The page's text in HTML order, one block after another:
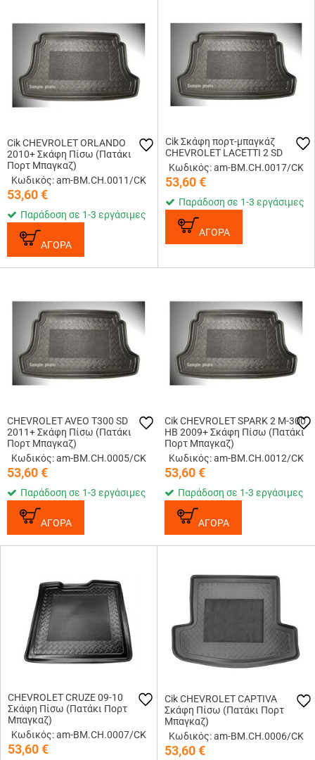
Cik CHEVROLET ORLANDO
2010+ Σκάφη Πίσω (Πατάκι
Πορτ Μπαγκαζ)
Κωδικός: am-BM.CH.0011/CK
53,60€
Παράδοση σε 1-3 εργάσιμες
ΑΓΟΡΑ
Cik Σκάφη πορτ-μπαγκάζ
CHEVROLET LACETTI 2 SD
Κωδικός: am-BM.CH.0017/CK
53,60€
Παράδοση σε 1-3 εργάσιμες
ΑΓΟΡΑ
CHEVROLET AVEO T300 SD
2011+ Σκάφη Πίσω (Πατάκι
Πορτ Μπαγκαζ)
Κωδικός: am-BM.CH.0005/CK
53,60€
Παράδοση σε 1-3 εργάσιμες
ΑΓΟΡΑ
Cik CHEVROLET SPARK 2 M-300
HB 2009+ Σκάφη Πίσω (Πατάκι
Πορτ Μπαγκαζ)
Κωδικός: am-BM.CH.0012/CK
53,60€
Παράδοση σε 1-3 εργάσιμες
ΑΓΟΡΑ
CHEVROLET CRUZE 09-10
Σκάφη Πίσω (Πατάκι Πορτ
Μπαγκαζ)
Κωδικός: am-BM.CH.0007/CK
53,60€
Cik CHEVROLET CAPTIVA
Σκάφη Πίσω (Πατάκι Πορτ
Μπαγκαζ)
Κωδικός: am-BM.CH.0006/CK
53,60€